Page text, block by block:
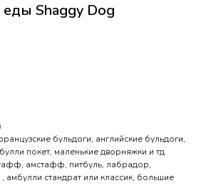
Shaggy Dog
бульдоги, английские бульдоги,
покет, маленькие дворняжки и тд
амстафф, питбуль, лабрадор,
амбулли стандрат или классик, большие